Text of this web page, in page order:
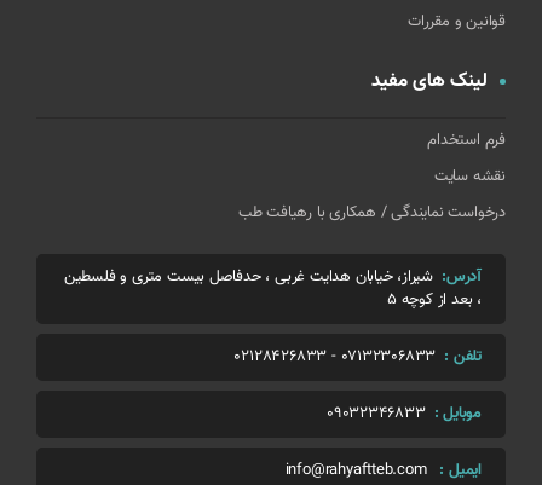
قوانین و مقررات
لینک های مفید
فرم استخدام
نقشه سایت
درخواست نمایندگی / همکاری با رهیافت طب
آدرس: شیراز، خیابان هدایت غربی ، حدفاصل بیست متری و فلسطین
، بعد از کوچه 5
تلفن : 07132306833
-
02128426833
موبایل : 09032346833
ایمیل : info@rahyaftteb.com